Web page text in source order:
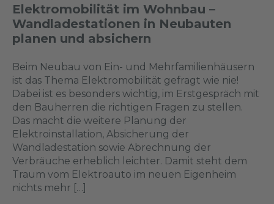
Elektromobilität im Wohnbau –
Wandladestationen in Neubauten
planen und absichern
Beim Neubau von Ein- und Mehrfamilienhäusern
ist das Thema Elektromobilität gefragt wie nie!
Dabei ist es besonders wichtig, im Erstgespräch mit
den Bauherren die richtigen Fragen zu stellen.
Das macht die weitere Planung der
Elektroinstallation, Absicherung der
Wandladestation sowie Abrechnung der
Verbräuche erheblich leichter. Damit steht dem
Traum vom Elektroauto im neuen Eigenheim
nichts mehr […]